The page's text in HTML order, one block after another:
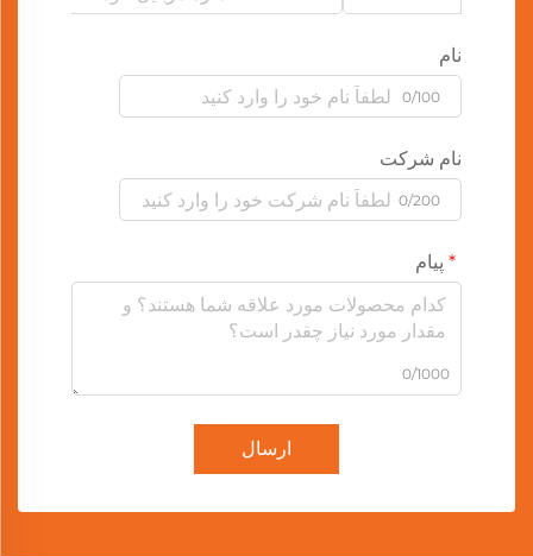
نام
0/100
نام شرکت
0/200
پیام
0/1000
ارسال